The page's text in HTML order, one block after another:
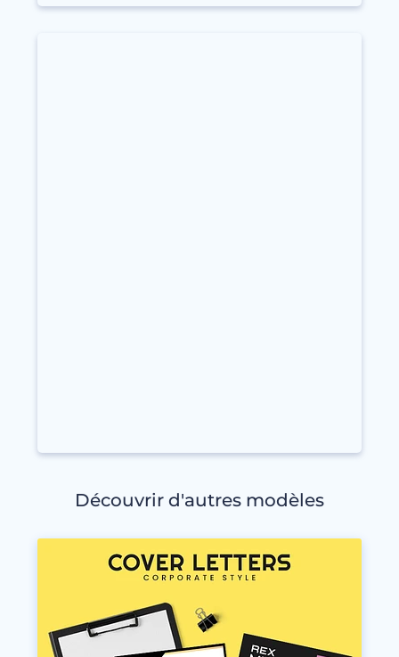
Découvrir d'autres modèles